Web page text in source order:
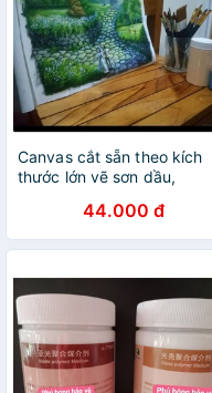
Canvas cắt sẵn theo kích
thước lớn vẽ sơn dầu,
44.000 đ